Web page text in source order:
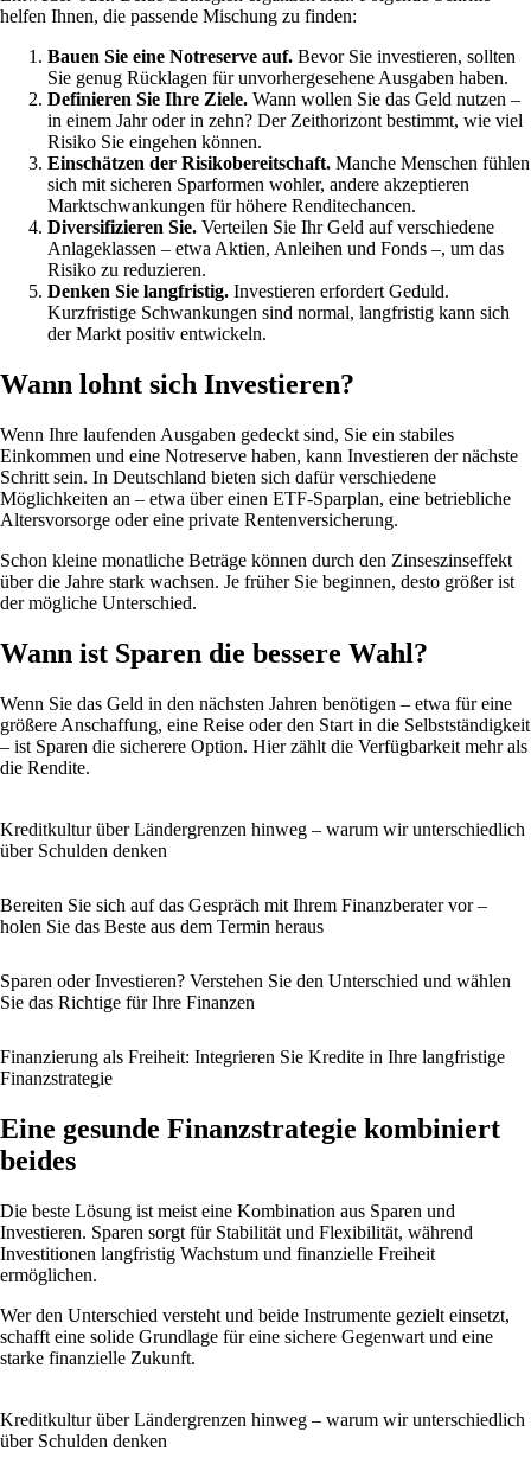
helfen Ihnen, die passende Mischung zu finden:
Bauen Sie eine Notreserve auf. Bevor Sie investieren, sollten
Sie genug Rücklagen für unvorhergesehene Ausgaben haben.
Definieren Sie Ihre Ziele. Wann wollen Sie das Geld nutzen –
in einem Jahr oder in zehn? Der Zeithorizont bestimmt, wie viel
Risiko Sie eingehen können.
Einschätzen der Risikobereitschaft. Manche Menschen fühlen
sich mit sicheren Sparformen wohler, andere akzeptieren
Marktschwankungen für höhere Renditechancen.
Diversifizieren Sie. Verteilen Sie Ihr Geld auf verschiedene
Anlageklassen – etwa Aktien, Anleihen und Fonds –, um das
Risiko zu reduzieren.
Denken Sie langfristig. Investieren erfordert Geduld.
Kurzfristige Schwankungen sind normal, langfristig kann sich
der Markt positiv entwickeln.
Wann lohnt sich Investieren?
Wenn Ihre laufenden Ausgaben gedeckt sind, Sie ein stabiles
Einkommen und eine Notreserve haben, kann Investieren der nächste
Schritt sein. In Deutschland bieten sich dafür verschiedene
Möglichkeiten an – etwa über einen ETF-Sparplan, eine betriebliche
Altersvorsorge oder eine private Rentenversicherung.
Schon kleine monatliche Beträge können durch den Zinseszinseffekt
über die Jahre stark wachsen. Je früher Sie beginnen, desto größer ist
der mögliche Unterschied.
Wann ist Sparen die bessere Wahl?
Wenn Sie das Geld in den nächsten Jahren benötigen – etwa für eine
größere Anschaffung, eine Reise oder den Start in die Selbstständigkeit
– ist Sparen die sicherere Option. Hier zählt die Verfügbarkeit mehr als
die Rendite.
Kreditkultur über Ländergrenzen hinweg – warum wir unterschiedlich
über Schulden denken
Bereiten Sie sich auf das Gespräch mit Ihrem Finanzberater vor –
holen Sie das Beste aus dem Termin heraus
Sparen oder Investieren? Verstehen Sie den Unterschied und wählen
Sie das Richtige für Ihre Finanzen
Finanzierung als Freiheit: Integrieren Sie Kredite in Ihre langfristige
Finanzstrategie
Eine gesunde Finanzstrategie kombiniert
beides
Die beste Lösung ist meist eine Kombination aus Sparen und
Investieren. Sparen sorgt für Stabilität und Flexibilität, während
Investitionen langfristig Wachstum und finanzielle Freiheit
ermöglichen.
Wer den Unterschied versteht und beide Instrumente gezielt einsetzt,
schafft eine solide Grundlage für eine sichere Gegenwart und eine
starke finanzielle Zukunft.
Kreditkultur über Ländergrenzen hinweg – warum wir unterschiedlich
über Schulden denken